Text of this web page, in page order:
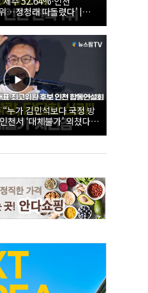
…정청래 따돌렸다’ |
당 당대표·최고위원 후
누가 김민석보다 국정 방
서 ‘대체불가’ 외쳤다 |
당 당대표·최고위원 후